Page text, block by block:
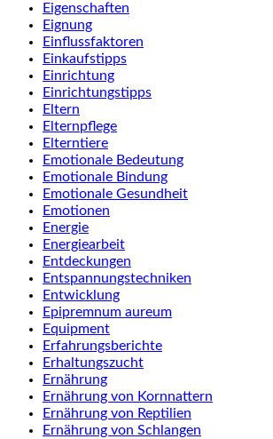
Eigenschaften
Eignung
Einflussfaktoren
Einkaufstipps
Einrichtung
Einrichtungstipps
Eltern
Elternpflege
Elterntiere
Emotionale Bedeutung
Emotionale Bindung
Emotionale Gesundheit
Emotionen
Energie
Energiearbeit
Entdeckungen
Entspannungstechniken
Entwicklung
Epipremnum aureum
Equipment
Erfahrungsberichte
Erhaltungszucht
Ernährung
Ernährung von Kornnattern
Ernährung von Reptilien
Ernährung von Schlangen